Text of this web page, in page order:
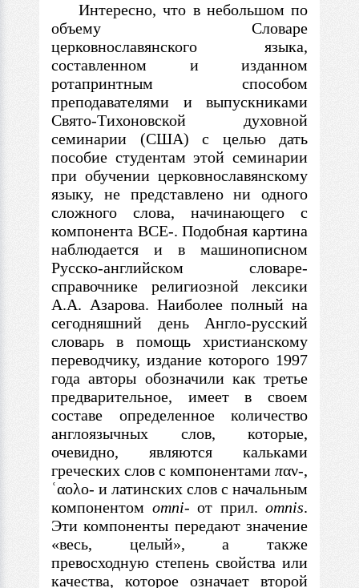
Интересно, что в небольшом по
объему Словаре
церковнославянского языка,
составленном и изданном
ротапринтным способом
преподавателями и выпускниками
Свято-Тихоновской духовной
семинарии (США) с целью дать
пособие студентам этой семинарии
при обучении церковнославянскому
языку, не представлено ни одного
сложного слова, начинающего с
компонента ВСЕ-. Подобная картина
наблюдается и в машинописном
Русско-английском словаре-
справочнике религиозной лексики
А.А. Азарова. Наиболее полный на
сегодняшний день Англо-русский
словарь в помощь христианскому
переводчику, издание которого 1997
года авторы обозначили как третье
предварительное, имеетвсвоем
составе определенное количество
англоязычных слов, которые,
очевидно, являются кальками
греческих слов с компонентами παν-,
ʿαολο- и латинских слов с начальным
компонентом omni- от прил. omnis.
Эти компоненты передают значение
«весь, целый», а также
превосходную степень свойства или
качества, которое означает второй